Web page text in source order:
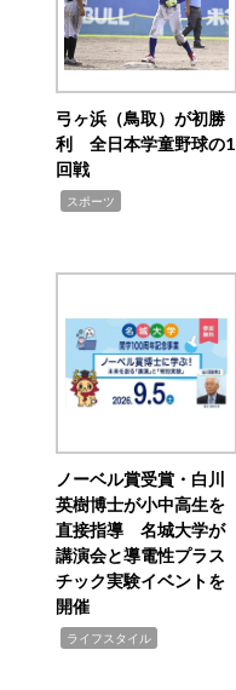
弓ヶ浜（鳥取）が初勝
利 全日本学童野球の1
回戦
スポーツ
ノーベル賞受賞・白川
英樹博士が小中高生を
直接指導 名城大学が
講演会と導電性プラス
チック実験イベントを
開催
ライフスタイル